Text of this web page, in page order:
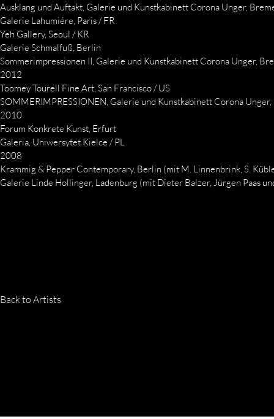
Ausklang und Auftakt, Galerie und Kunstkabinett Corona Unger,
Galerie Lahumiére, Paris / FR
Yeh Gallery, Seoul / KR
Galerie Schmalfuß, Berlin
Sommerimpressionen II, Galerie und Kunstkabinett Corona Unger,
2012
Toomey Tourell Fine Art, San Francisco / US
SOMMERIMPRESSIONEN, Galerie und Kunstkabinett Corona
2010
Forum Konkrete Kunst, Erfurt
Galeria, Uniwersytet Kielce / PL
2008
Krammig & Pepper Contemporary, Berlin (mit M. Linnenbrink, S.
Galerie Linde Hollinger, Ladenburg (mit Dieter Balzer, Jürgen Paas
Back to Artists